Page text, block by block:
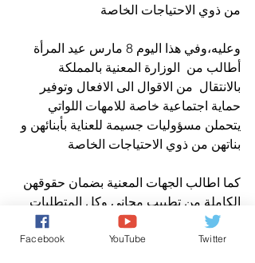
من ذوي الاحتياجات الخاصة
وعليه،وفي هذا اليوم 8 مارس عيد المرأة
أطالب من  الوزارة المعنية بالمملكة
بالانتقال  من الاقوال الى الافعال وتوفير
حماية اجتماعية خاصة للامهات اللواتي
يتحملن مسؤوليات جسيمة للعناية بأبنائهن و
بناتهن من ذوي الاحتياجات الخاصة
كما اطالب الجهات المعنية بضمان حقوقهن
الكاملة من تطبيب مجاني وكل المتطلبات
الضرورية كي يعشن عيشا كريما
فالف تحية و تحية للأم المغربية العظيمة
Facebook YouTube Twitter